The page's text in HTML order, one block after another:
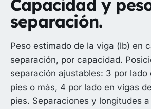
Capacidad y
separación.
Peso estimado de la viga (lb) en
separación, por capacidad.
separación ajustables: 3 por lado
pies o más, 4 por lado en vigas
pies. Separaciones y longitudes